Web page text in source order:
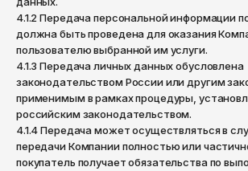
4.1.2 Передача персональной информации
должна быть проведена для оказания
пользователю выбранной им услуги.
4.1.3 Передача личных данных обусловлена
законодательством России или другим
применимым в рамках процедуры,
российским законодательством.
4.1.4 Передача может осуществляться в
передачи Компании полностью или
покупатель получает обязательства по
Омск
Орёл
Оренбург
Пенза
Пермь
Петрозаводск